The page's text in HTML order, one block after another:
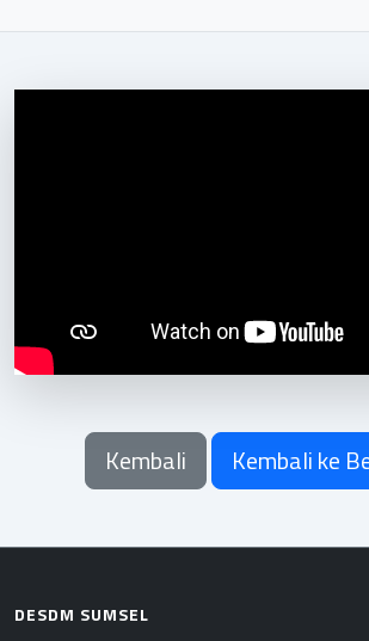
Kembali Kembali ke
DESDM SUMSEL